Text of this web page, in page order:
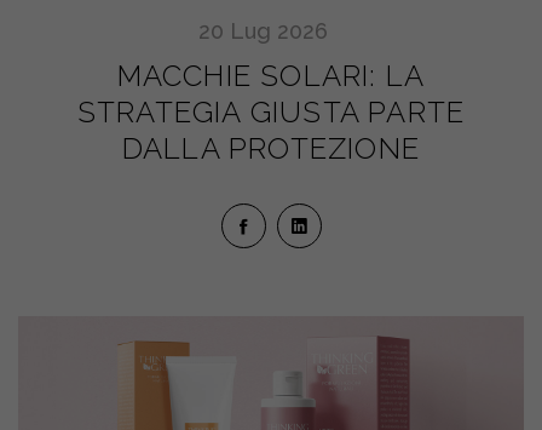
20 Lug 2026
MACCHIE SOLARI: LA
STRATEGIA GIUSTA PARTE
DALLA PROTEZIONE